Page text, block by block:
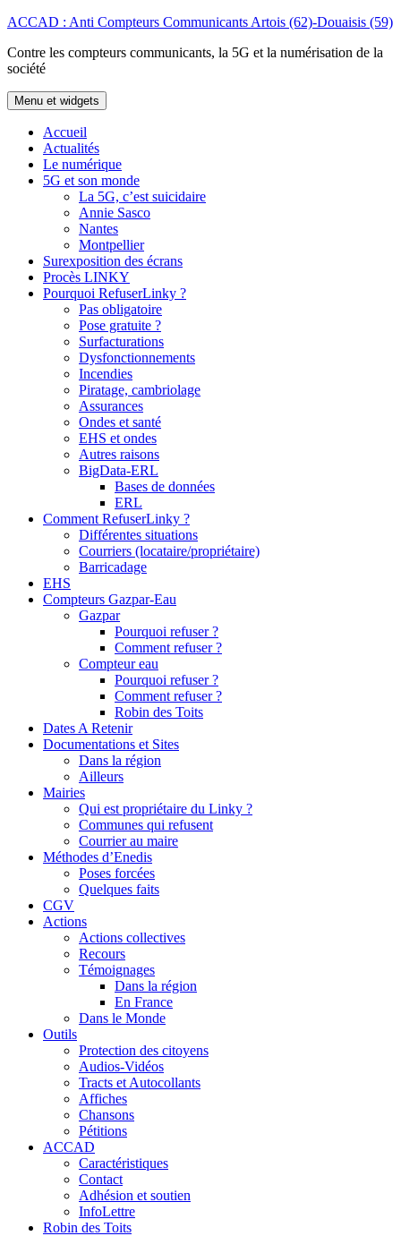
Aller
contenu
ACCAD : Anti Compteurs Communicants Artois (62)-Douaisis (59)
Contre les compteurs communicants, la 5G et la numérisation de la
société
Menu et widgets
Accueil
Actualités
Le numérique
5G et son monde
La 5G, c’est suicidaire
Annie Sasco
Nantes
Montpellier
Surexposition des écrans
Procès LINKY
Pourquoi RefuserLinky ?
Pas obligatoire
Pose gratuite ?
Surfacturations
Dysfonctionnements
Incendies
Piratage, cambriolage
Assurances
Ondes et santé
EHS et ondes
Autres raisons
BigData-ERL
Bases de données
ERL
Comment RefuserLinky ?
Différentes situations
Courriers (locataire/propriétaire)
Barricadage
EHS
Compteurs Gazpar-Eau
Gazpar
Pourquoi refuser ?
Comment refuser ?
Compteur eau
Pourquoi refuser ?
Comment refuser ?
Robin des Toits
Dates A Retenir
Documentations et Sites
Dans la région
Ailleurs
Mairies
Qui est propriétaire du Linky ?
Communes qui refusent
Courrier au maire
Méthodes d’Enedis
Poses forcées
Quelques faits
CGV
Actions
Actions collectives
Recours
Témoignages
Dans la région
En France
Dans le Monde
Outils
Protection des citoyens
Audios-Vidéos
Tracts et Autocollants
Affiches
Chansons
Pétitions
ACCAD
Caractéristiques
Contact
Adhésion et soutien
InfoLettre
Robin des Toits